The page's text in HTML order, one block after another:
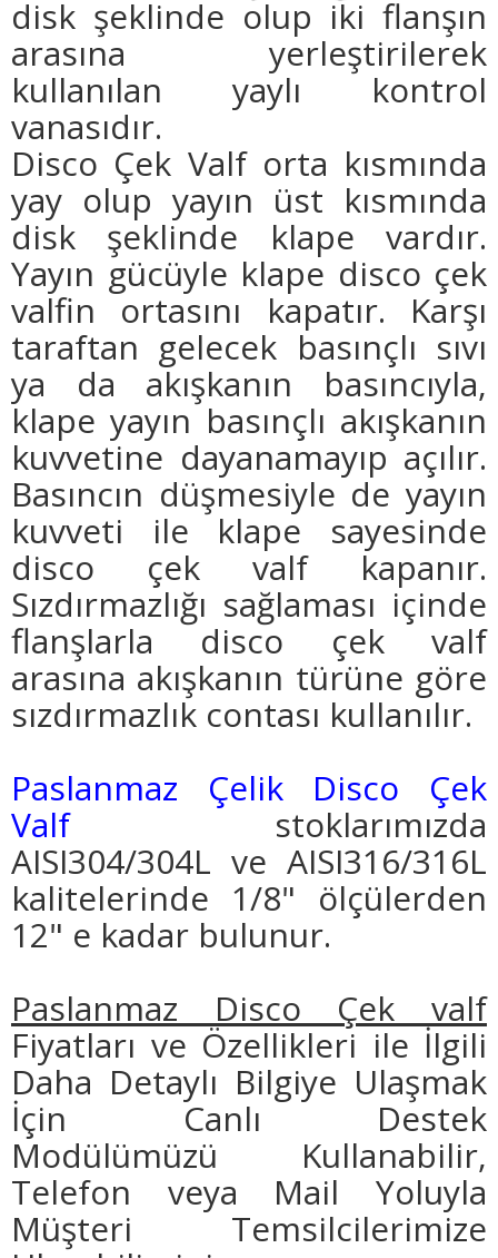
disk şeklinde olup iki flanşın
arasına yerleştirilerek
kullanılan yaylı kontrol
vanasıdır.
Disco Çek Valf orta kısmında
yay olup yayın üst kısmında
disk şeklinde klape vardır.
Yayın gücüyle klape disco çek
valfin ortasını kapatır. Karşı
taraftan gelecek basınçlı sıvı
ya da akışkanın basıncıyla,
klape yayın basınçlı akışkanın
kuvvetine dayanamayıp açılır.
Basıncın düşmesiyle de yayın
kuvveti ile klape sayesinde
disco çek valf kapanır.
Sızdırmazlığı sağlaması içinde
flanşlarla disco çek valf
arasına akışkanın türüne göre
sızdırmazlık contası kullanılır.
Paslanmaz Çelik Disco Çek
Valfstoklarımızda
AISI304/304L ve AISI316/316L
kalitelerinde 1/8" ölçülerden
12" e kadar bulunur.
Paslanmaz Disco Çek valf
Fiyatları ve Özellikleri ile İlgili
Daha Detaylı Bilgiye Ulaşmak
İçin Canlı Destek
Modülümüzü Kullanabilir,
Telefon veya Mail Yoluyla
Müşteri Temsilcilerimize